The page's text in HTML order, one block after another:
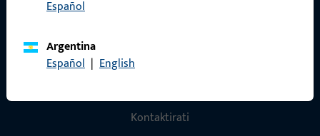
Español
Argentina
Español | English
Kontaktirati